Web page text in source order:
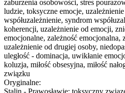
zaburzenia osobowości, stres
ludzie, toksyczne emocje,
współuzależnienie, syndrom
koherencji, uzależnienie od emocji,
emocjonalne, zależność emocjonalna,
uzależnienie od drugiej osoby,
uległość - dominacja, uwikłanie
koluzja, miłość obsesyjna, miłość
związku
Oryginalne: